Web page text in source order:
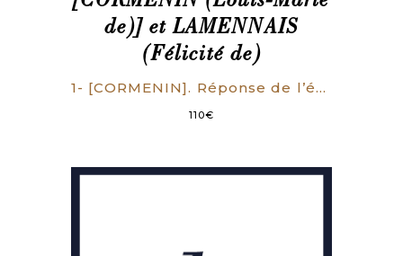
de)] et LAMENNAIS
(Félicité de)
1- [CORMENIN]. Réponse de l’évêque de Clermont (…) suivie de l’ordonnance royale et de sa réfutation. Paris, Pagnerre, 1839. 64 p. 2- [CORMENIN]. Questions scandaleuses d’un Jacobin au sujet d’une dotation. Paris, Pagnerre, 1840. 63 p. 3- [CORMENIN]. Ordre du jour sur la corruption électorale et parlementaire. Paris, Pagnerre, 1846. 57-6 p., rouss. uniformes. 4- LAMENNAIS (F.). De l’esclavage moderne. Paris, Pagnerre, 1839. 111 p.
110€